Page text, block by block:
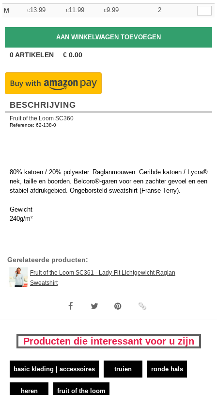
M €13.99 €11.99 €9.99 2
0ARTIKELEN € 0.00
BESCHRIJVING
Fruit of the Loom SC360
Reference: 62-138-0
80% katoen / 20% polyester. Raglanmouwen. Geribde katoen / Lycra®
nek, taille en boorden. Belcoro®-garen voor een zachter gevoel en een
stabiel afdrukgebied. Ongeborsteld sweatshirt (Franse Terry).
Gewicht
240g/m²
Gerelateerde producten:
Fruit of the Loom SC361 - Lady-Fit Lichtgewicht Raglan
Sweatshirt
Producten die interessant voor u zijn
basic kleding | accessoires truien ronde hals
heren fruit of the loom